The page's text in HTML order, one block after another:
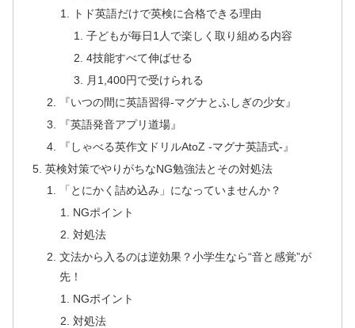
トド英語だけで英検に合格できる理由
子どもが毎日1人で楽しく取り組める内容
4技能すべて伸ばせる
月1,400円で受けられる
『いつの間に英語習得-マグナとふしぎの少女』
『英語発音アプリ道場』
『しゃべる英作文ドリルAtoZ -マグナ英語式-』
英検対策でやりがちなNG勉強法とその対処法
「とにかく詰め込み」になっていませんか？
NGポイント
対処法
文法から入るのは逆効果？小学生なら“音と感覚”が
先！
NGポイント
対処法